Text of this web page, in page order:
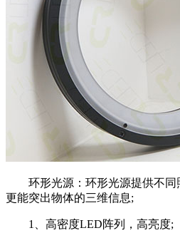
环形光源：环形光源提供不同
更能突出物体的三维信息;
1、高密度LED阵列，高亮度;